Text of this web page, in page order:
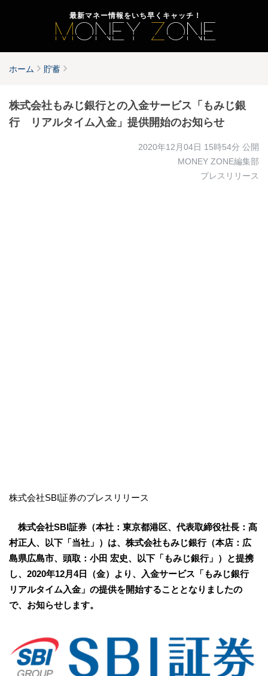
最新マネー情報をいち早くキャッチ！
ホーム 貯蓄
株式会社もみじ銀行との入金サービス「もみじ銀
行 リアルタイム入金」提供開始のお知らせ
2020年12月04日 15時54分 公開
MONEY ZONE編集部
プレスリリース
株式会社SBI証券のプレスリリース
株式会社SBI証券（本社：東京都港区、代表取締役社長：髙
村正人、以下「当社」）は、株式会社もみじ銀行（本店：広
島県広島市、頭取：小田 宏史、以下「もみじ銀行」）と提携
し、2020年12月4日（金）より、入金サービス「もみじ銀行
リアルタイム入金」の提供を開始することとなりましたの
で、お知らせします。